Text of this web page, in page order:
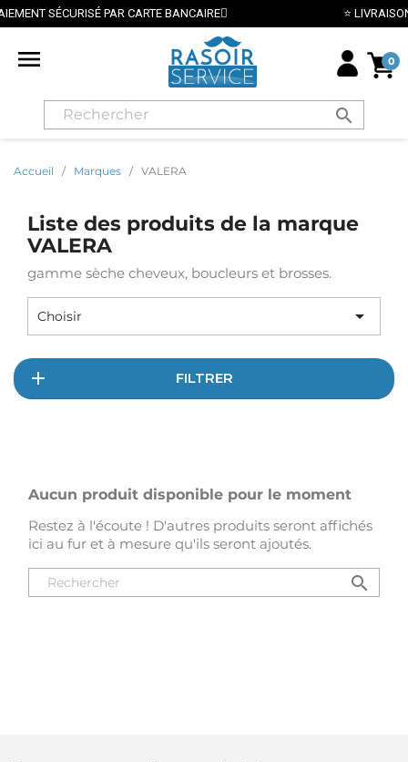
PAR CARTE BANCAIRE ⭐ LIVRAISON
 0
search
Accueil Marques VALERA
Liste des produits de la marque
VALERA
gamme sèche cheveux, boucleurs et brosses.
Choisir 
FILTRER
Aucun produit disponible pour le moment
Restez à l'écoute ! D'autres produits seront affichés
ici au fur et à mesure qu'ils seront ajoutés.
search